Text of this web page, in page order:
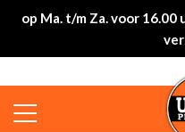
op Ma. t/m Za. voor